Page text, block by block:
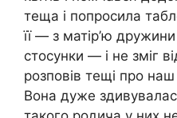
теща і попросила
її — з матір’ю
стосунки — і не зміг
розповів тещі про наш
Вона дуже